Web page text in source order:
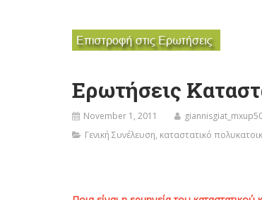
Ερωτήσεις
November 1, 2011
Γενική Συνέλευση, καταστατικό